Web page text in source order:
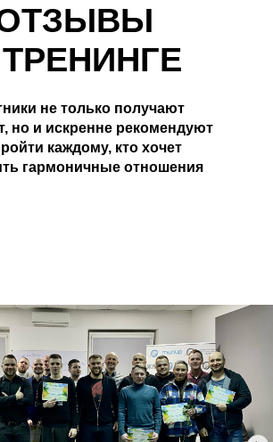
не только получают
но и искренне рекомендуют
каждому, кто хочет
гармоничные отношения